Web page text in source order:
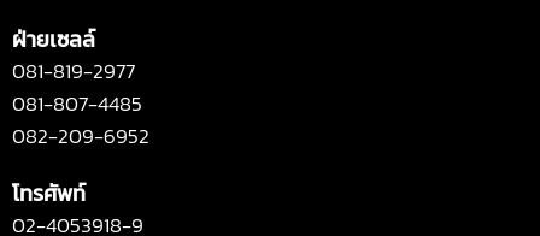
ฝ่ายเซลล์
081-819-2977
081-807-4485
082-209-6952
โทรศัพท์
02-4053918-9